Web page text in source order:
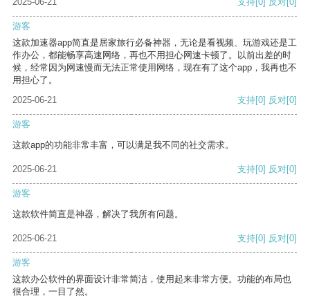
游客
这款加速器app简直是居家旅行必备神器，无论是看视频、玩游戏还是工
作办公，都能畅享高速网络，再也不用担心网速卡顿了。以前出差的时
候，经常因为网速慢而无法正常使用网络，现在有了这个app，我再也不
用担心了。
2025-06-21
支持[0] 反对[0]
游客
这款app的功能非常丰富，可以满足我不同的社交需求。
2025-06-21 支持[0] 反对[0]
游客
这款软件简直是神器，解决了我所有问题。
2025-06-21 支持[0] 反对[0]
游客
这款办公软件的界面设计非常简洁，使用起来非常方便。功能的布局也
很合理，一目了然。